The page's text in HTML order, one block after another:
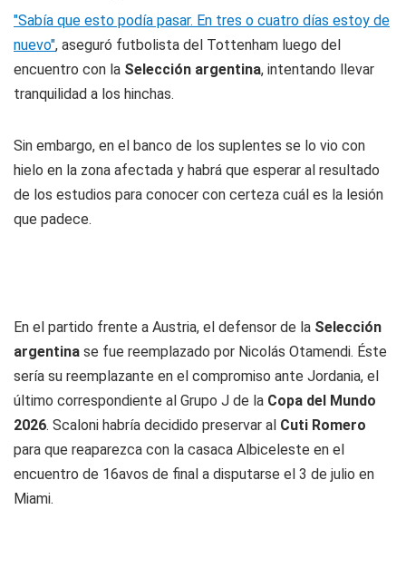
"Sabía que esto podía pasar. En tres o cuatro días estoy de
nuevo", aseguró futbolista del Tottenham luego del
encuentro con la Selección argentina, intentando llevar
tranquilidad a los hinchas.
Sin embargo, en el banco de los suplentes se lo vio con
hielo en la zona afectada y habrá que esperar al resultado
de los estudios para conocer con certeza cuál es la lesión
que padece.
En el partido frente a Austria, el defensor de la Selección
argentina se fue reemplazado por Nicolás Otamendi. Éste
sería su reemplazante en el compromiso ante Jordania, el
último correspondiente al Grupo J de la Copa del Mundo
2026. Scaloni habría decidido preservar al Cuti Romero
para que reaparezca con la casaca Albiceleste en el
encuentro de 16avos de final a disputarse el 3 de julio en
Miami.